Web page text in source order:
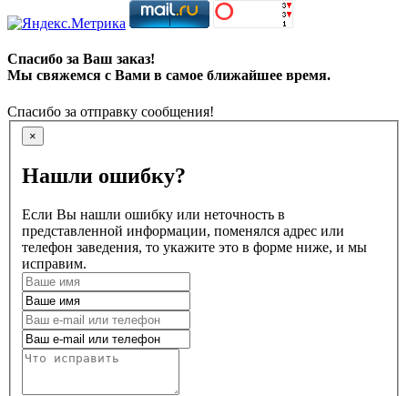
Спасибо за Ваш заказ!
Мы свяжемся с Вами в самое ближайшее время.
Спасибо за отправку сообщения!
×
Нашли ошибку?
Если Вы нашли ошибку или неточность в
представленной информации, поменялся адрес или
телефон заведения, то укажите это в форме ниже, и мы
исправим.